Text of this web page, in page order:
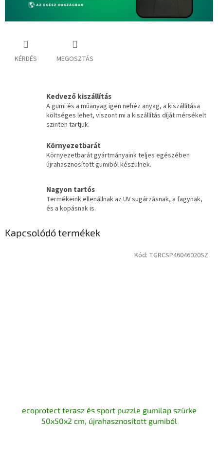
KÉRDÉS MEGOSZTÁS
Kedvező kiszállítás
A gumi és a műanyag igen nehéz anyag, a kiszállítása
költséges lehet, viszont mi a kiszállítás díját mérsékelt
szinten tartjuk.
Környezetbarát
Környezetbarát gyártmányaink teljes egészében
újrahasznosított gumiból készülnek.
Nagyon tartós
Termékeink ellenállnak az UV sugárzásnak, a fagynak,
és a kopásnak is.
Kapcsolódó termékek
ecoprotect terasz és sport puzzle gumilap szürke
50x50x2 cm, újrahasznosított gumiból
Kód: TGRCSP46046020SZ